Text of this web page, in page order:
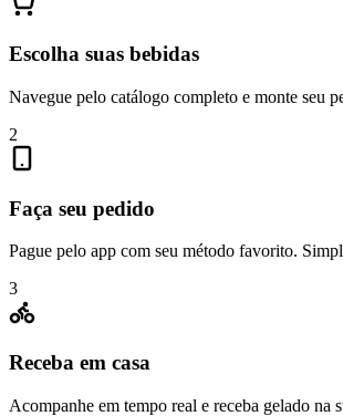
Escolha suas bebidas
Navegue pelo catálogo completo e monte seu
2
Faça seu pedido
Pague pelo app com seu método favorito.
3
Receba em casa
Acompanhe em tempo real e receba gelado na